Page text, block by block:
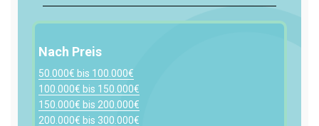
Nach Preis
50.000€ bis 100.000€
100.000€ bis 150.000€
150.000€ bis 200.000€
200.000€ bis 300.000€